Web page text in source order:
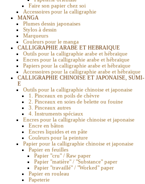
Faire son papier chez soi
Accessoires pour la calligraphie
MANGA
Plumes dessin japonaises
Stylos à dessin
Marqueurs
Couleurs pour le manga
CALLIGRAPHIE ARABE ET HEBRAIQUE
Outils pour la calligraphie arabe et hébraïque
Encres pour la calligraphie arabe et hébraïque
Papiers pour la calligraphie arabe et hébraïque
Accessoires pour la calligraphie arabe et hébraïque
CALLIGRAPHIE CHINOISE ET JAPONAISE, SUMI-
E
Outils pour la calligraphie chinoise et japonaise
1. Pinceaux en poils de chèvre
2. Pinceaux en soies de belette ou fouine
3. Pinceaux autres
4. Instruments spéciaux
Encres pour la calligraphie chinoise et japonaise
Encre en bâton
Encres liquides et en pâte
Couleurs pour la peinture
Papier pour la calligraphie chinoise et japonaise
Papier en feuilles
Papier "cru" / Raw paper
Papier "matière" / "Substance" paper
Papier "travaillé" / "Worked" paper
Papier en rouleau
Papeterie